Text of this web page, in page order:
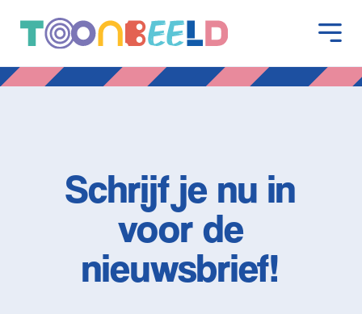
Schrijf je nu in
voor de
nieuwsbrief!